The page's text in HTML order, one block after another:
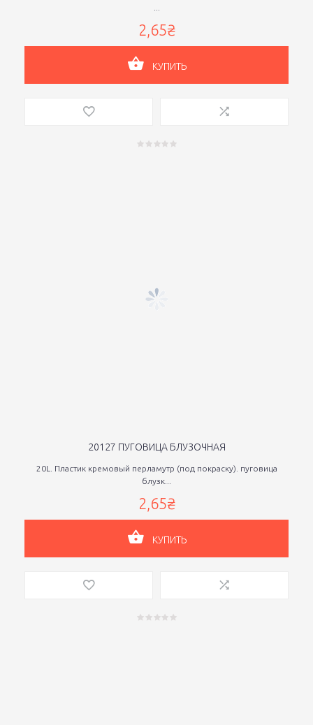
2,65₴
КУПИТЬ
20127 ПУГОВИЦА БЛУЗОЧНАЯ
20L. Пластик кремовый перламутр (под покраску). пуговица
блузк...
2,65₴
КУПИТЬ